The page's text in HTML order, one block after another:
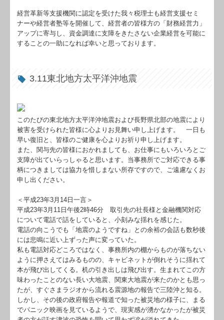
ドゥグループの一押し
相続・事業承継相談室
経営革新等支援機関に認定を受けた我々税理士も経営支援セミ
ナーや経営者塾等を開催して、経営者の皆様方の「財務経営力」
アップに寄与し、資金調達に支障をきたさない企業経営を可能に
することの一助になれば幸いと思っております。
3.11東北地方太平洋沖地震
このたびの東北地方太平洋沖地震および長野県北部の地震により
被害を受けられた皆様に心よりお見舞い申し上げます。 一日も
早い復旧と、皆様のご健康を心よりお祈り申し上げます。
また、関与先の皆様におかれましても、お仕事にもいろいろとご
支障が出ていらっしゃると思います。当事務所でご対応できる事
柄につきましては協力を惜しまない所存ですので、ご遠慮なくお
申し出ください。
＜平成23年3月14日一言＞
平成23年3月11日午後2時46分 取引先の社長様と金融機関対応
について電話で話をしていると、小刻みな揺れを感じた。
電話の向こうでも「地震のようですね」との余裕の会話も数秒後
には悲鳴に近い上ずった声に変っていた。
私も電話対応どころではなく、事務所内の棚からものが落ちない
ように押さえてはみるものの、キャビネットが倒れそうに揺れて
本が飛び出してくる。机の引き出しは飛び出す。生まれてこの方
味わったことのない長い大地震、関東大地震が来たのかとも思っ
たが、すぐさまラジオから流れる震源地の報告で三陸沖と知る。
しかし、その後の政府報告や報道で知った被災地の様子に、まる
でパニック映画を見ているようで、現実感が湧かなかったが被災